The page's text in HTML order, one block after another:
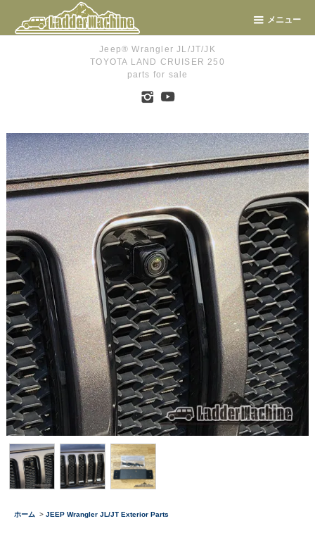
メニュー
Jeep® Wrangler JL/JT/JK
TOYOTA LAND CRUISER 250
parts for sale
ホーム > JEEP Wrangler JL/JT Exterior Parts